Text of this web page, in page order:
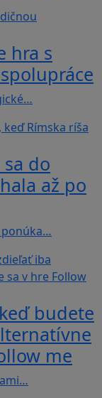
hra s
do
až po
ponúka…
budete
me